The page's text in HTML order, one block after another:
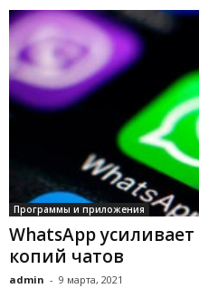
Программы и приложения
WhatsApp
копий чатов
admin - 9 марта, 2021